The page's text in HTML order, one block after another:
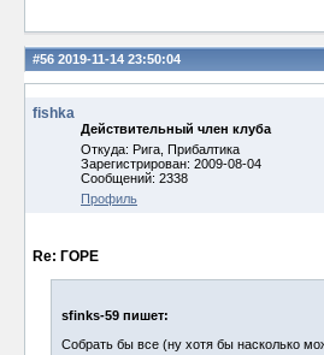
#56 2019-11-14 23:50:04
fishka
Действительный член клуба
Откуда: Рига, Прибалтика
Зарегистрирован: 2009-08-04
Сообщений: 2338
Профиль
Re: ГОРЕ
sfinks-59 пишет:
Собрать бы все (ну хотя бы насколько